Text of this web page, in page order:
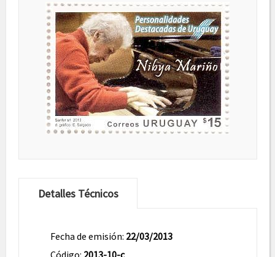
Detalles Técnicos
Fecha de emisión: 22/03/2013
Código: 2013-10-c